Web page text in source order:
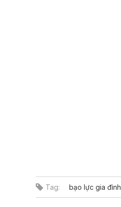
Tag: bạo lực gia đình